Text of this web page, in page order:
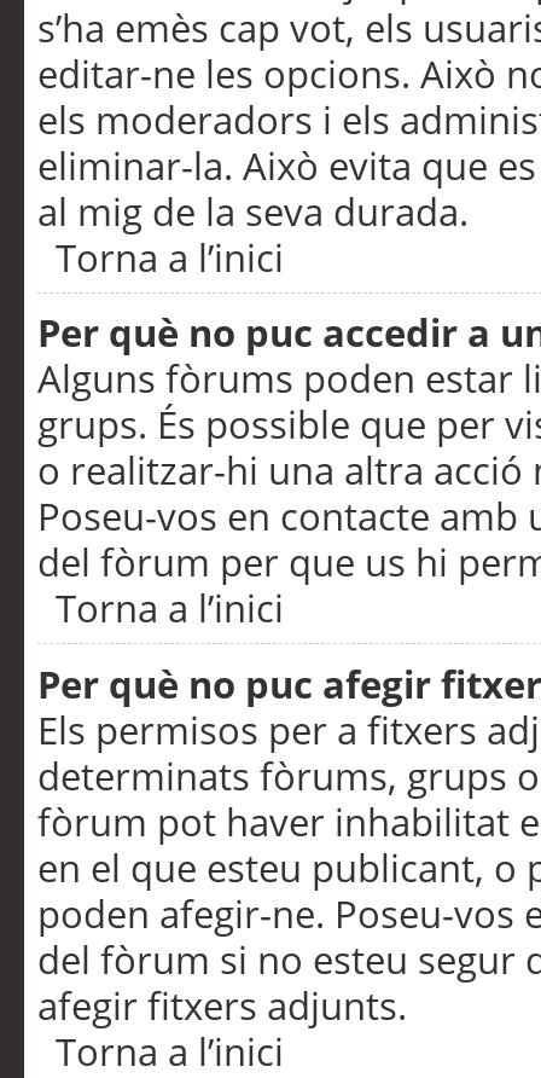
s’ha emès cap vot, els
editar-ne les opcions. Això
els moderadors i els
eliminar-la. Això evita que
al mig de la seva durada.
Torna a l’inici
Per què no puc accedir a
Alguns fòrums poden estar
grups. És possible que per
o realitzar-hi una altra acció
Poseu-vos en contacte
del fòrum per que us hi
Torna a l’inici
Per què no puc afegir
Els permisos per a fitxers
determinats fòrums, grups
fòrum pot haver inhabilitat
en el que esteu publicant,
poden afegir-ne. Poseu-vos
del fòrum si no esteu segur
afegir fitxers adjunts.
Torna a l’inici